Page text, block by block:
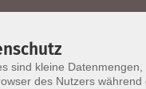
sind kleine
des Nutzers